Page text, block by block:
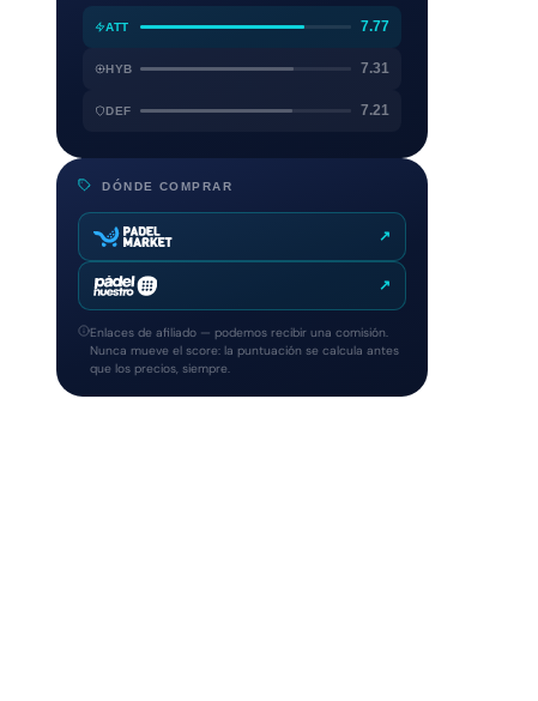
ATT 7.77
HYB 7.31
DEF 7.21
DÓNDE COMPRAR
↗
↗
Enlaces de afiliado — podemos recibir una comisión.
Nunca mueve el score: la puntuación se calcula antes
que los precios, siempre.